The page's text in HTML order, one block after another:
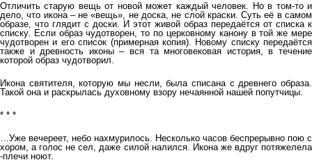
Отличить старую вещь от новой может каждый человек. Но в том-то и
дело, что икона – не «вещь», не доска, не слой краски. Суть её в самом
образе, что глядит с доски. И этот живой образ передаётся от списка к
списку. Если образ чудотворен, то по церковному канону в той же мере
чудотворен и его список (примерная копия). Новому списку передаётся
также и древность иконы – вся та многовековая история, в течение
которой образ чудотворил.
Икона святителя, которую мы несли, была списана с древнего образа.
Такой она и раскрылась духовному взору нечаянной нашей попутчицы.
* * *
…Уже вечереет, небо нахмурилось. Несколько часов беспрерывно пою с
хором, а голос не сел, даже силой налился. Икона же вдруг потяжелела
-плечи ноют.